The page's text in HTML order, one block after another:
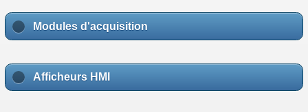
Modules d'acquisition
Afficheurs HMI